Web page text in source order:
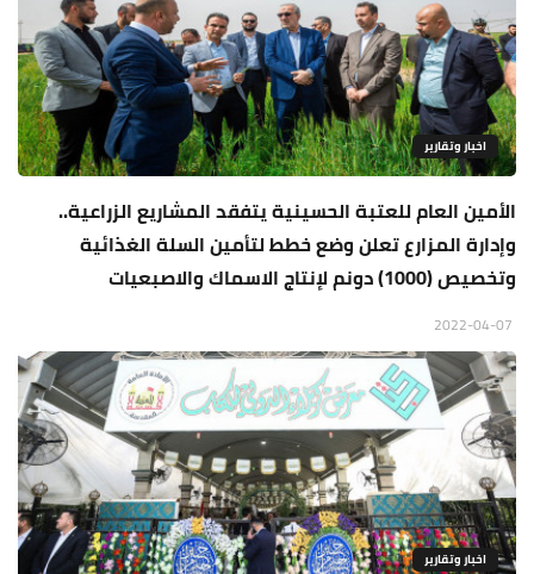
اخبار وتقارير
الأمين العام للعتبة الحسينية يتفقد المشاريع الزراعية..
وإدارة المزارع تعلن وضع خطط لتأمين السلة الغذائية
وتخصيص (1000) دونم لإنتاج الاسماك والاصبعيات
اخبار وتقارير